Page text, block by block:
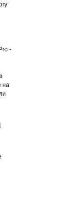
-
на